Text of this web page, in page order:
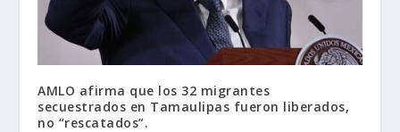
AMLO afirma que los 32 migrantes
secuestrados en Tamaulipas fueron liberados,
no “rescatados”.